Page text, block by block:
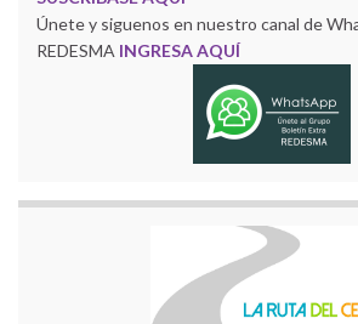
Únete y siguenos en nuestro canal de
REDESMA INGRESA AQUÍ